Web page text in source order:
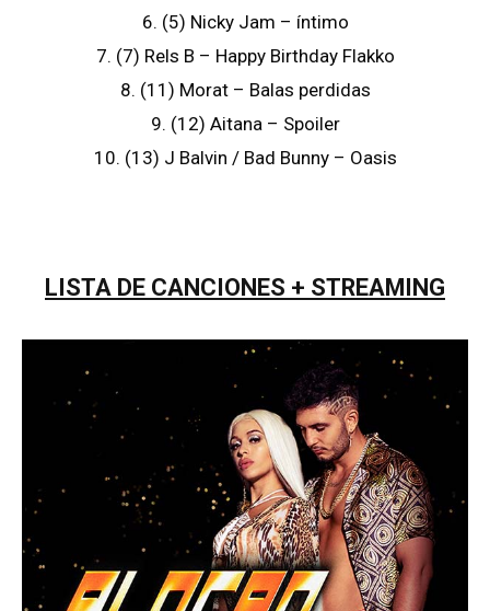
6. (5) Nicky Jam – íntimo
7. (7) Rels B – Happy Birthday Flakko
8. (11) Morat – Balas perdidas
9. (12) Aitana – Spoiler
10. (13) J Balvin / Bad Bunny – Oasis
LISTA DE CANCIONES + STREAMING